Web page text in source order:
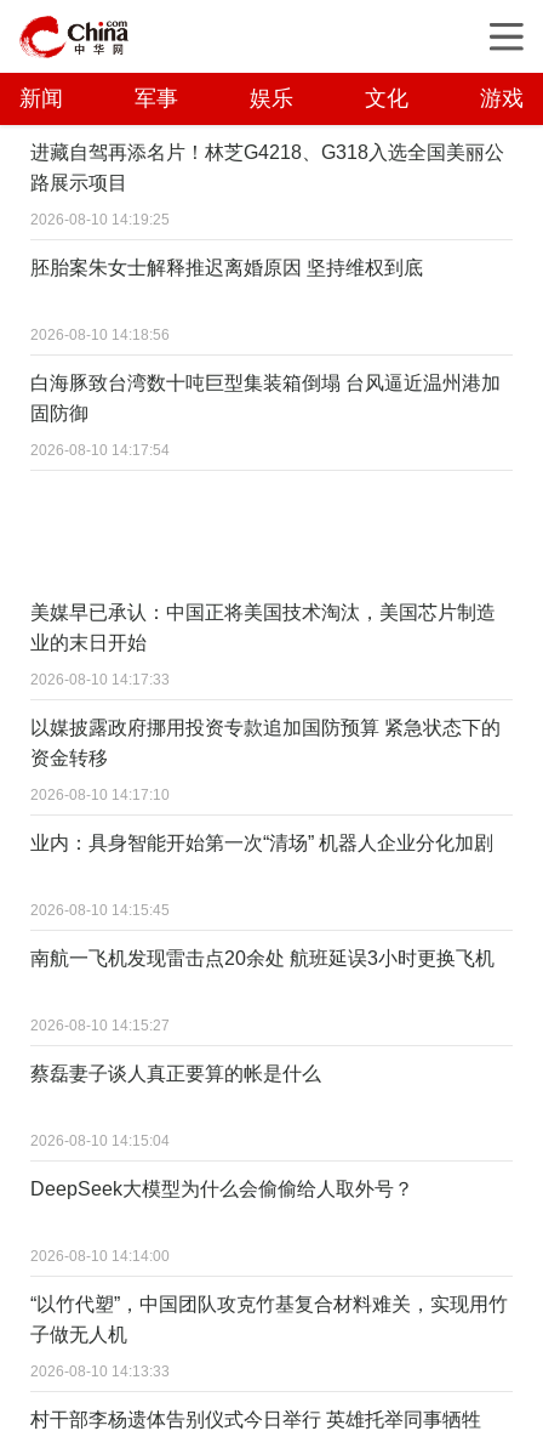
新闻 军事 娱乐 文化 游戏
进藏自驾再添名片！林芝G4218、G318入选全国美丽公
路展示项目
2026-08-10 14:19:25
胚胎案朱女士解释推迟离婚原因 坚持维权到底
2026-08-10 14:18:56
白海豚致台湾数十吨巨型集装箱倒塌 台风逼近温州港加
固防御
2026-08-10 14:17:54
美媒早已承认：中国正将美国技术淘汰，美国芯片制造
业的末日开始
2026-08-10 14:17:33
以媒披露政府挪用投资专款追加国防预算 紧急状态下的
资金转移
2026-08-10 14:17:10
业内：具身智能开始第一次“清场” 机器人企业分化加剧
2026-08-10 14:15:45
南航一飞机发现雷击点20余处 航班延误3小时更换飞机
2026-08-10 14:15:27
蔡磊妻子谈人真正要算的帐是什么
2026-08-10 14:15:04
DeepSeek大模型为什么会偷偷给人取外号？
2026-08-10 14:14:00
“以竹代塑”，中国团队攻克竹基复合材料难关，实现用竹
子做无人机
2026-08-10 14:13:33
村干部李杨遗体告别仪式今日举行 英雄托举同事牺牲